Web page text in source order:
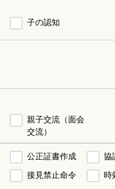
子の認知
親子交流（面会
交流）
公正証書作成
協
接見禁止命令 時